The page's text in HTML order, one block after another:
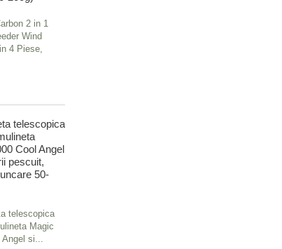
2 in 1
Wind
4 Piese,
telescopica
Cool Angel
pescuit,
50-
telescopica
Magic
Angel si...